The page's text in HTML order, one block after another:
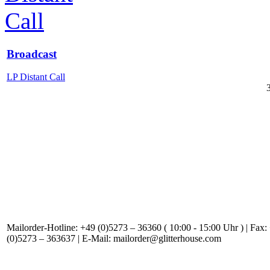
Broadcast
LP Distant Call
Mailorder-Hotline: +49 (0)5273 – 36360 ( 10:00 - 15:00 Uhr ) | Fax:
(0)5273 – 363637 | E-Mail: mailorder@glitterhouse.com